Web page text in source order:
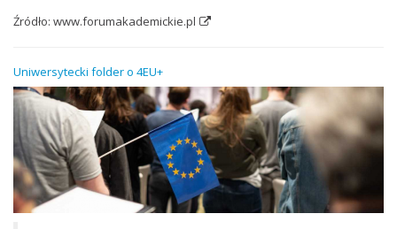
Źródło: www.forumakademickie.pl
Uniwersytecki folder o 4EU+